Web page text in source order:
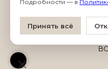
Подробности — в
Принять всё
в